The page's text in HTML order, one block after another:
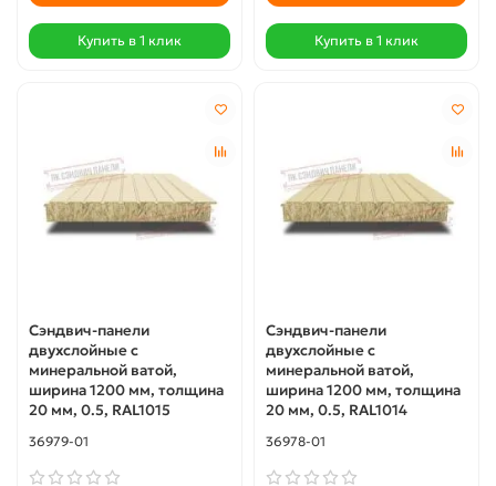
Купить в 1 клик Купить в 1 клик
Сэндвич-панели
двухслойные с
минеральной ватой,
ширина 1200 мм, толщина
20 мм, 0.5, RAL1015
36979-01
Сэндвич-панели
двухслойные с
минеральной ватой,
ширина 1200 мм, толщина
20 мм, 0.5, RAL1014
36978-01